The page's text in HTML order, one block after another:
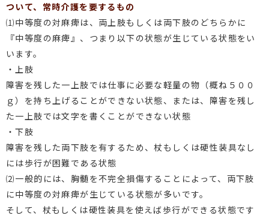
ついて、常時介護を要するもの
⑴中等度の対麻痺は、両上肢もしくは両下肢のどちらかに
『中等度の麻痺』、つまり以下の状態が生じている状態をい
います。
・上肢
障害を残した一上肢では仕事に必要な軽量の物（概ね５００
ｇ）を持ち上げることができない状態、または、障害を残し
た一上肢では文字を書くことができない状態
・下肢
障害を残した両下肢を有するため、杖もしくは硬性装具なし
には歩行が困難である状態
⑵一般的には、胸髄を不完全損傷することによって、両下肢
に中等度の対麻痺が生じている状態が多いです。
そして、杖もしくは硬性装具を使えば歩行ができる状態です